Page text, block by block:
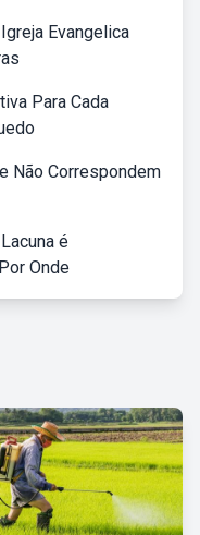
Evangelica
Para Cada
Não Correspondem
é
Onde